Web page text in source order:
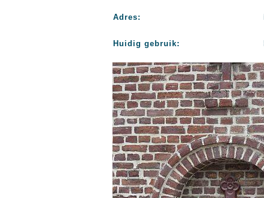
Adres:
Huidig gebruik: